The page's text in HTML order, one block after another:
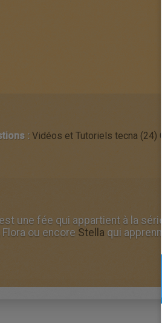
: Vidéos et Tutoriels tecna (24)
est une fée qui appartient à la série
Flora ou encore Stella qui